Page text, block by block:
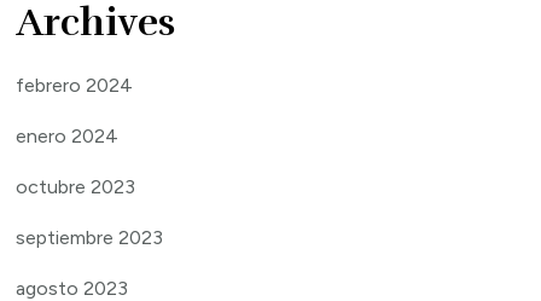
Archives
febrero 2024
enero 2024
octubre 2023
septiembre 2023
agosto 2023